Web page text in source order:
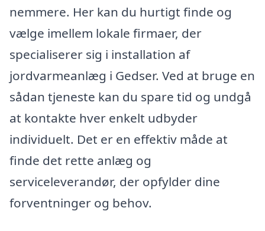
nemmere. Her kan du hurtigt finde og
vælge imellem lokale firmaer, der
specialiserer sig i installation af
jordvarmeanlæg i Gedser. Ved at bruge en
sådan tjeneste kan du spare tid og undgå
at kontakte hver enkelt udbyder
individuelt. Det er en effektiv måde at
finde det rette anlæg og
serviceleverandør, der opfylder dine
forventninger og behov.